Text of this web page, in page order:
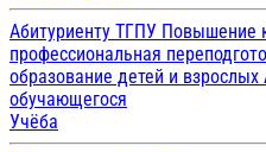
Абитуриенту ТГПУ Повышение
профессиональная
образование детей и взрослых
обучающегося
Учёба